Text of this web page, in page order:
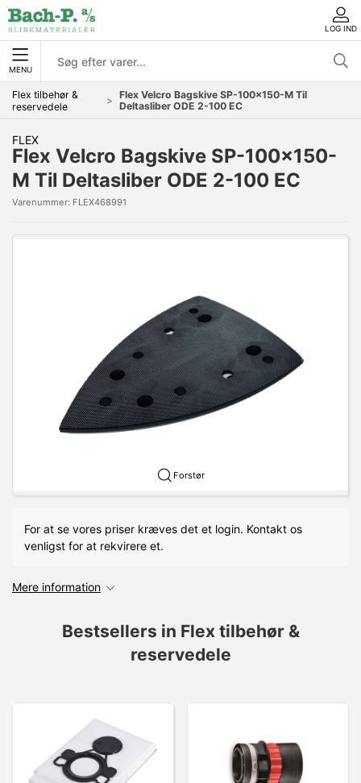
LOG IND
MENU
Flex tilbehør &
reservedele
Flex Velcro Bagskive SP-100x150-M Til
Deltasliber ODE 2-100 EC
FLEX
Flex Velcro Bagskive SP-100x150-
M Til Deltasliber ODE 2-100 EC
Varenummer: FLEX468991
Forstør
For at se vores priser kræves det et login. Kontakt os
venligst for at rekvirere et.
Mere information
Bestsellers in Flex tilbehør &
reservedele